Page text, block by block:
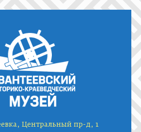
Центральный пр-д, 1